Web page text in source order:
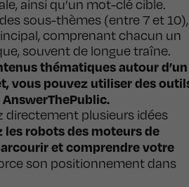
ainsi qu’un mot-clé cible.
sous-thèmes (entre 7 et 10),
comprenant chacun un
souvent de longue traîne.
thématiques autour d’un
vous pouvez utiliser des
directement plusieurs idées
les robots des moteurs de
et comprendre votre
son positionnement dans